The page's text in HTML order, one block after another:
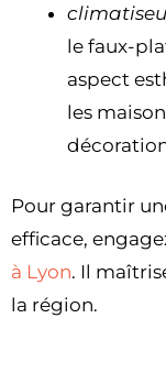
le faux-
aspect
les
Pour garantir
efficace,
à Lyon. Il
la région.